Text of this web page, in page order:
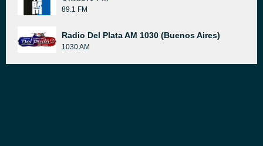
89.1 FM
Radio Del Plata AM 1030 (Buenos Aires)
1030 AM